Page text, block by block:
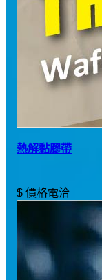
熱解黏膠帶
$ 價格電洽